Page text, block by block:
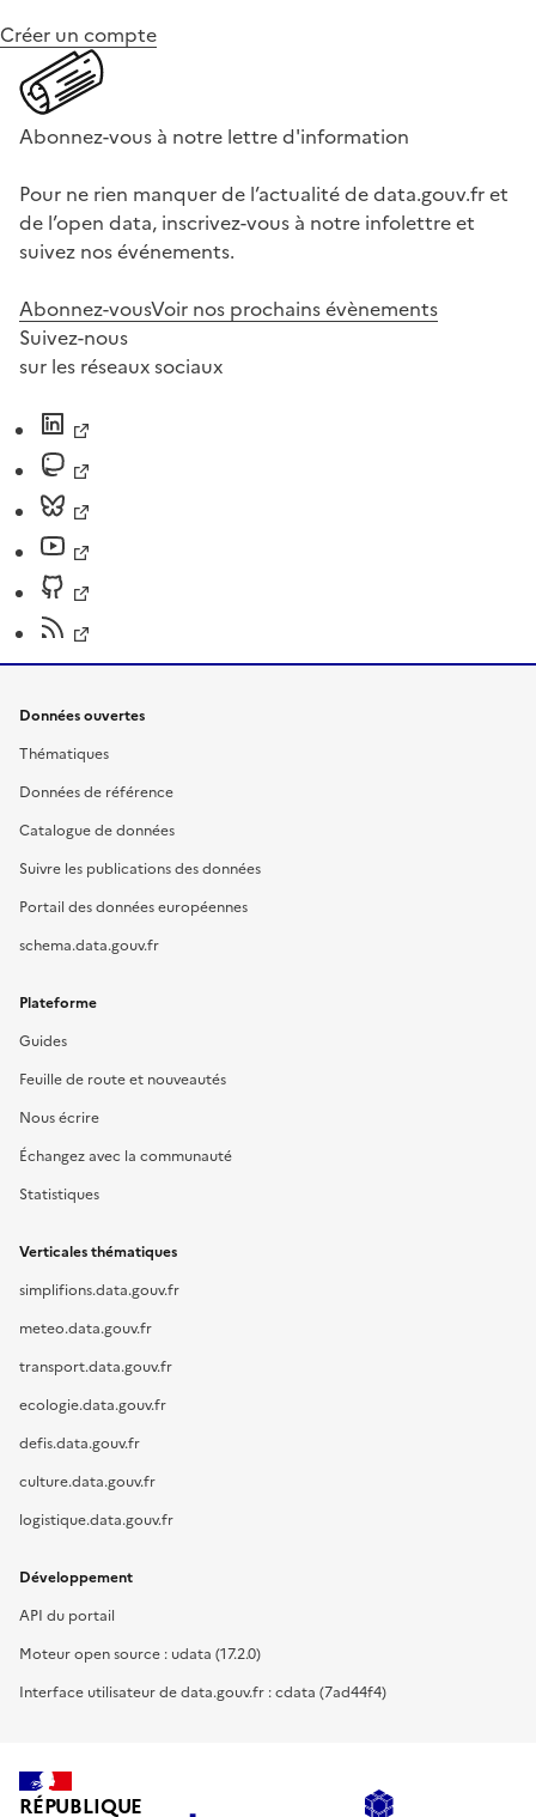
Créer un compte
Abonnez-vous à notre lettre d'information
Pour ne rien manquer de l’actualité de data.gouv.fr et
de l’open data, inscrivez-vous à notre infolettre et
suivez nos événements.
Abonnez-vousVoir nos prochains évènements
Suivez-nous
sur les réseaux sociaux
Données ouvertes
Thématiques
Données de référence
Catalogue de données
Suivre les publications des données
Portail des données européennes
schema.data.gouv.fr
Plateforme
Guides
Feuille de route et nouveautés
Nous écrire
Échangez avec la communauté
Statistiques
Verticales thématiques
simplifions.data.gouv.fr
meteo.data.gouv.fr
transport.data.gouv.fr
ecologie.data.gouv.fr
defis.data.gouv.fr
culture.data.gouv.fr
logistique.data.gouv.fr
Développement
API du portail
Moteur open source : udata (17.2.0)
Interface utilisateur de data.gouv.fr : cdata (7ad44f4)
RÉPUBLIQUE